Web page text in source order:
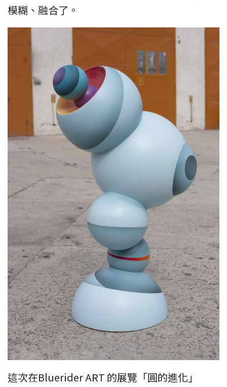
模糊、融合了。
這次在Bluerider ART 的展覽「圓的進化」